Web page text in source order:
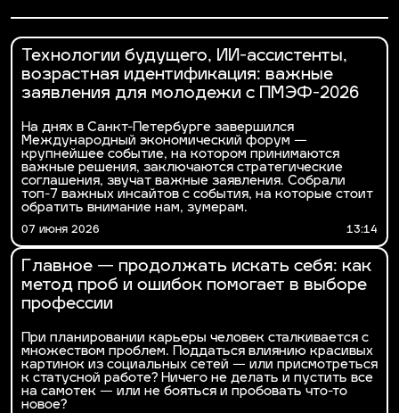
Технологии будущего, ИИ-ассистенты,
возрастная идентификация: важные
заявления для молодежи с ПМЭФ-2026
На днях в Санкт-Петербурге завершился
Международный экономический форум —
крупнейшее событие, на котором принимаются
важные решения, заключаются стратегические
соглашения, звучат важные заявления. Собрали
топ-7 важных инсайтов с события, на которые стоит
обратить внимание нам, зумерам.
07 июня 2026 13:14
Главное — продолжать искать себя: как
метод проб и ошибок помогает в выборе
профессии
При планировании карьеры человек сталкивается с
множеством проблем. Поддаться влиянию красивых
картинок из социальных сетей — или присмотреться
к статусной работе? Ничего не делать и пустить все
на самотек — или не бояться и пробовать что-то
новое?